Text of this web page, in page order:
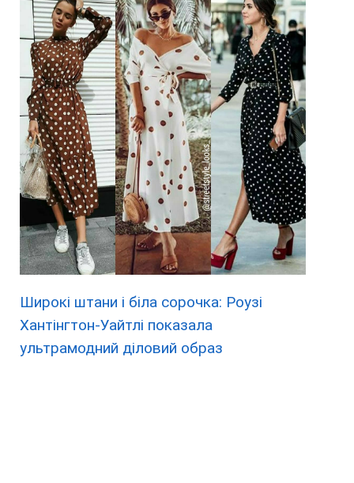
Широкі штани і біла сорочка: Роузі
Хантінгтон-Уайтлі показала
ультрамодний діловий образ